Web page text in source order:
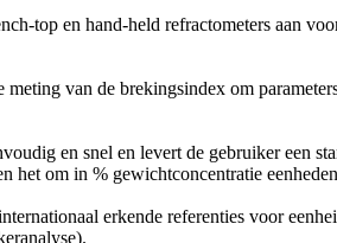
top en hand-held refractometers aan
van de brekingsindex om
en snel en levert de gebruiker een
het om in % gewichtconcentratie
erkende referenties voor